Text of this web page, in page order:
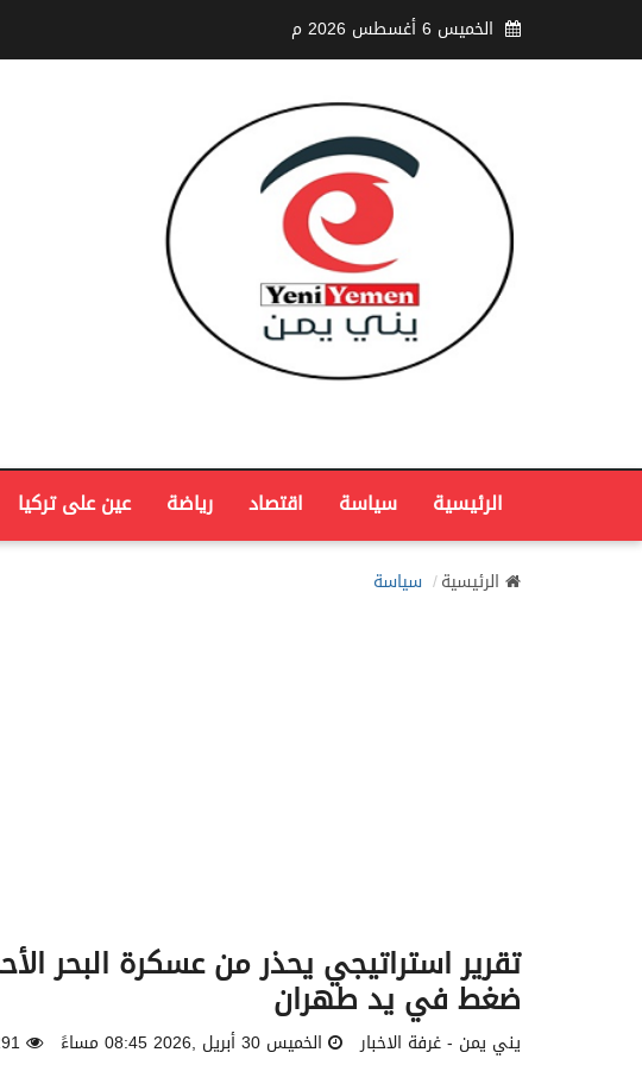
الخميس 6 أغسطس 2026 م
الرئيسية سياسة اقتصاد رياضة عين على تركيا
الرئيسية سياسة
تقرير استراتيجي يحذر من عسكرة البحر
ضغط في يد طهران
يني يمن - غرفة الاخبار الخميس 30 أبريل ,2026 08:45 مساءً